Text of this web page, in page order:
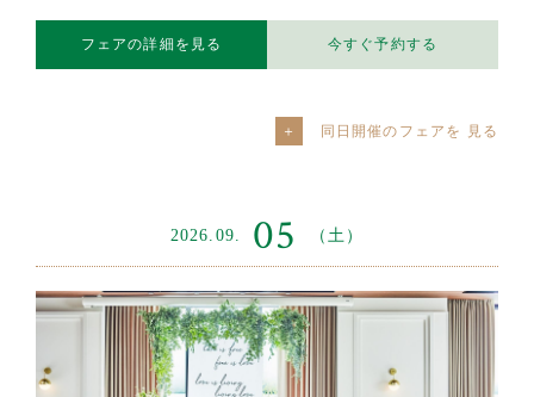
フェアの詳細を見る 今すぐ予約する
同日開催のフェアを
2026.09. 05 （土）